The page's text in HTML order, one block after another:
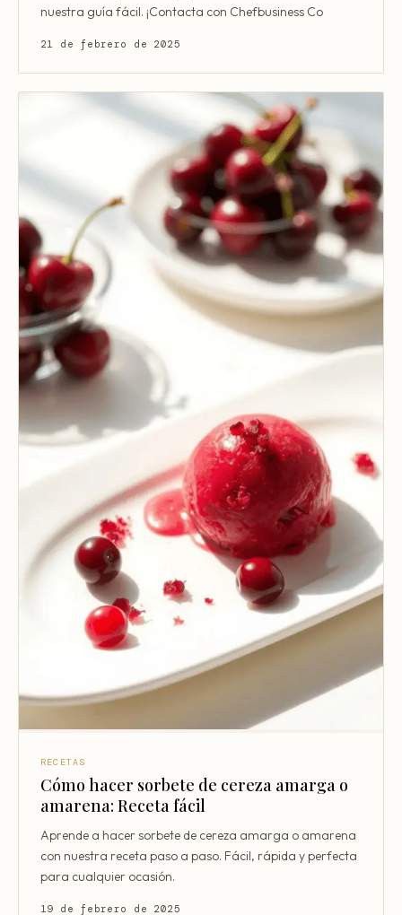
nuestra guía fácil. ¡Contacta con Chefbusiness Co
21 de febrero de 2025
RECETAS
Cómo hacer sorbete de cereza amarga o
amarena: Receta fácil
Aprende a hacer sorbete de cereza amarga o amarena
con nuestra receta paso a paso. Fácil, rápida y perfecta
para cualquier ocasión.
19 de febrero de 2025